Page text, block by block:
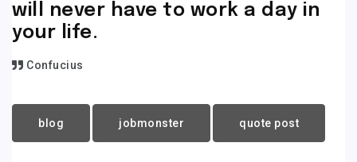
will never have to work a day in
your life.
Confucius
blog jobmonster quote post